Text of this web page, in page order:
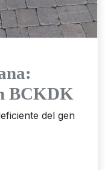
BCKDK
del gen